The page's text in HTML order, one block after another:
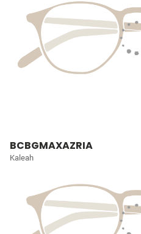
BCBGMAXAZRIA
Kaleah